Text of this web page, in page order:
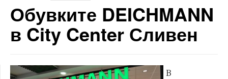
Обувките DEICHMANN
в City Center Сливен
В